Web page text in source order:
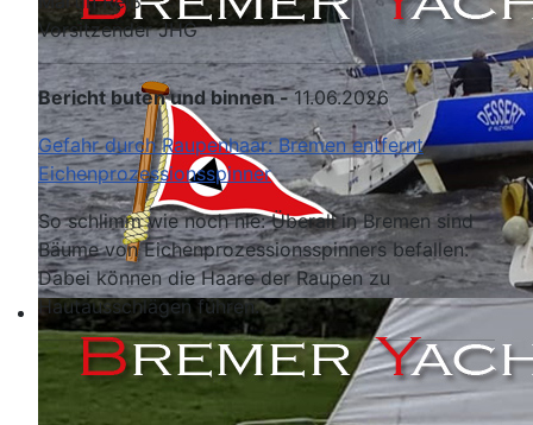
Vorsitzender JHG
Bericht buten und binnen -11.06.2026
Gefahr durch Raupenhaar: Bremen entfernt
Eichenprozessionsspinner
So schlimm wie noch nie: Überall in Bremen sind
Bäume von Eichenprozessionsspinners befallen.
Dabei können die Haare der Raupen zu
Hautausschlägen führen.